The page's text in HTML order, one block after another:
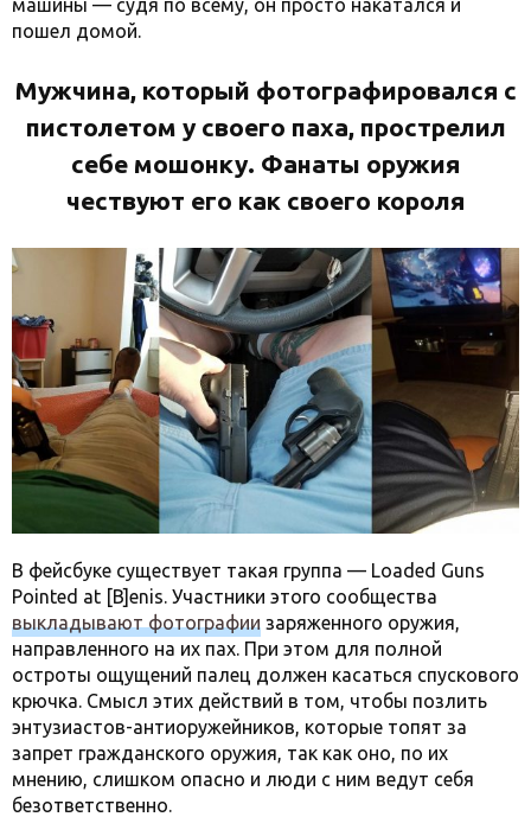
машины — судя по всему, он просто накатался и
пошел домой.
Мужчина, который фотографировался с
пистолетом у своего паха, прострелил
себе мошонку. Фанаты оружия
чествуют его как своего короля
В фейсбуке существует такая группа — Loaded Guns
Pointed at [B]enis. Участники этого сообщества
выкладывают фотографии заряженного оружия,
направленного на их пах. При этом для полной
остроты ощущений палец должен касаться спускового
крючка. Смысл этих действий в том, чтобы позлить
энтузиастов-антиоружейников, которые топят за
запрет гражданского оружия, так как оно, по их
мнению, слишком опасно и люди с ним ведут себя
безответственно.